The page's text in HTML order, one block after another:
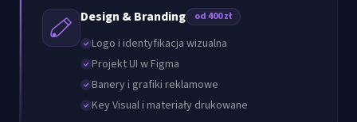
Design & Branding od 400 zł
Logo i identyfikacja wizualna
Projekt UI w Figma
Banery i grafiki reklamowe
Key Visual i materiały drukowane